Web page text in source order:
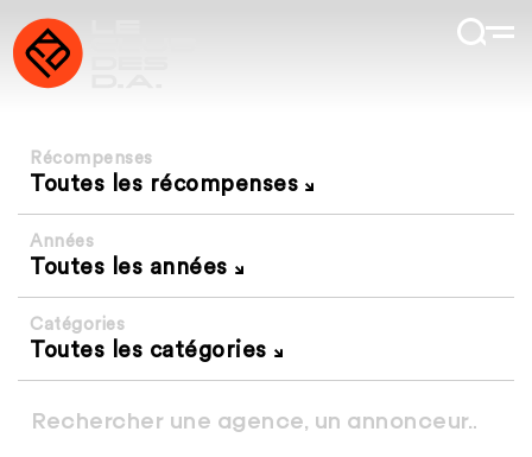
Récompenses
Toutes les récompenses
Années
Toutes les années
Catégories
Toutes les catégories